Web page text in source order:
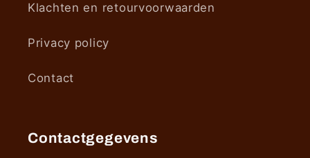
Klachten en retourvoorwaarden
Privacy policy
Contact
Contactgegevens